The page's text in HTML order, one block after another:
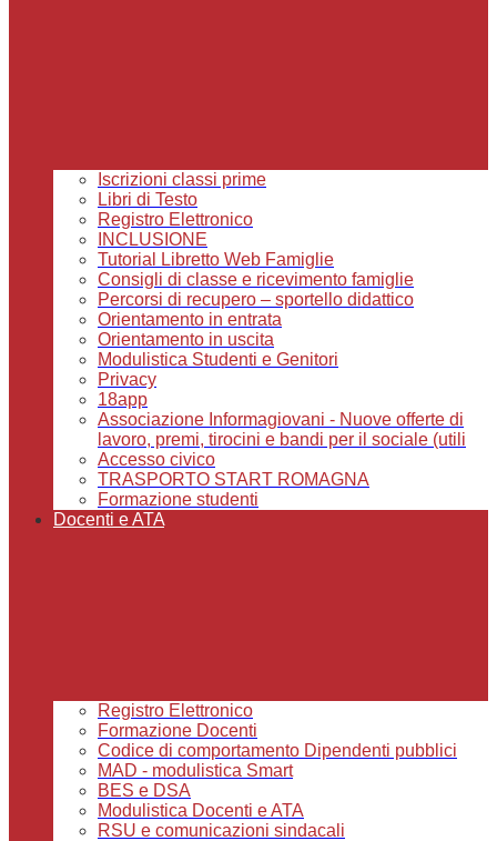
Iscrizioni classi prime
Libri di Testo
Registro Elettronico
INCLUSIONE
Tutorial Libretto Web Famiglie
Consigli di classe e ricevimento famiglie
Percorsi di recupero – sportello didattico
Orientamento in entrata
Orientamento in uscita
Modulistica Studenti e Genitori
Privacy
18app
Associazione Informagiovani - Nuove offerte di
lavoro, premi, tirocini e bandi per il sociale (utili
Accesso civico
TRASPORTO START ROMAGNA
Formazione studenti
Docenti e ATA
Registro Elettronico
Formazione Docenti
Codice di comportamento Dipendenti pubblici
MAD - modulistica Smart
BES e DSA
Modulistica Docenti e ATA
RSU e comunicazioni sindacali